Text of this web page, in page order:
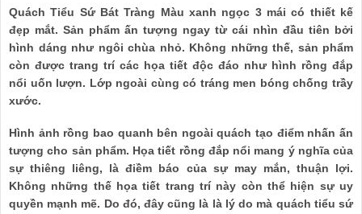
Quách Tiểu Sứ Bát Tràng Màu xanh ngọc 3 mái có thiết kế
đẹp mắt. Sản phẩm ấn tượng ngay từ cái nhìn đầu tiên bởi
hình dáng như ngôi chùa nhỏ. Không những thế, sản phẩm
còn được trang trí các họa tiết độc đáo như hình rồng đắp
nổi uốn lượn. Lớp ngoài cùng có tráng men bóng chống trầy
xước.
Hình ảnh rồng bao quanh bên ngoài quách tạo điểm nhấn ấn
tượng cho sản phẩm. Họa tiết rồng đắp nổi mang ý nghĩa của
sự thiêng liêng, là điềm báo của sự may mắn, thuận lợi.
Không những thế họa tiết trang trí này còn thể hiện sự uy
quyền mạnh mẽ. Do đó, đây cũng là là lý do mà quách tiểu sứ